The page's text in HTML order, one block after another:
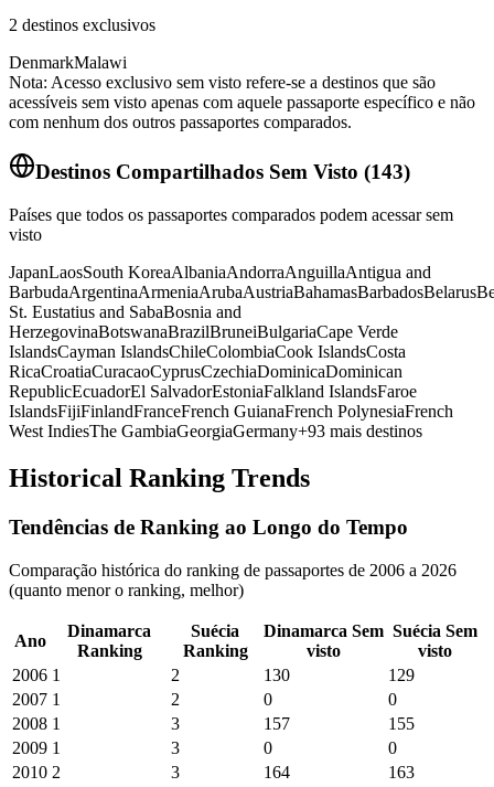
2 destinos exclusivos
DenmarkMalawi
Nota: Acesso exclusivo sem visto refere-se a destinos que são
acessíveis sem visto apenas com aquele passaporte específico e não
com nenhum dos outros passaportes comparados.
Destinos Compartilhados Sem Visto (143)
Países que todos os passaportes comparados podem acessar sem
visto
JapanLaosSouth KoreaAlbaniaAndorraAnguillaAntigua and
BarbudaArgentinaArmeniaArubaAustriaBahamasBarbadosBelarus
St. Eustatius and SabaBosnia and
HerzegovinaBotswanaBrazilBruneiBulgariaCape Verde
IslandsCayman IslandsChileColombiaCook IslandsCosta
RicaCroatiaCuracaoCyprusCzechiaDominicaDominican
RepublicEcuadorEl SalvadorEstoniaFalkland IslandsFaroe
IslandsFijiFinlandFranceFrench GuianaFrench PolynesiaFrench
West IndiesThe GambiaGeorgiaGermany+93 mais destinos
Historical Ranking Trends
Tendências de Ranking ao Longo do Tempo
Comparação histórica do ranking de passaportes de 2006 a 2026
(quanto menor o ranking, melhor)
Ano
Dinamarca
Ranking
Suécia
Ranking
Dinamarca Sem
visto
Suécia Sem
visto
2006 1 2 130
129
2007 1 2 0
0
2008 1 3 157
155
2009 1 3 0
0
2010 2 3 164
163